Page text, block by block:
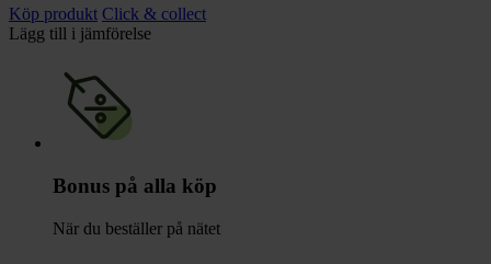
Köp produkt Click & collect
Lägg till i jämförelse
Bonus på alla köp
När du beställer på nätet